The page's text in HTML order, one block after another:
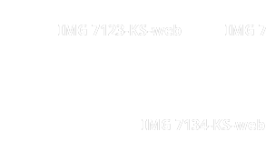
IMG 7123-KS-web IMG
IMG 7134-KS-web